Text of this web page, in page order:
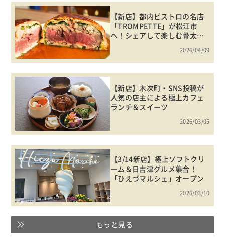
【新店】都内ビストロの名店
「TROMPETTE」が松江市
へ！シェアして楽しむ骨太フ
レンチ
2026/04/09
【新店】木次町・SNS投稿が
人気の店主による極上カフェ
ランチ＆スイーツ
2026/03/05
【3/14新店】極上ソフトクリ
ーム＆日吉津グルメ集合！
「ひえづマルシェ」オープン
2026/03/10
もっと見る